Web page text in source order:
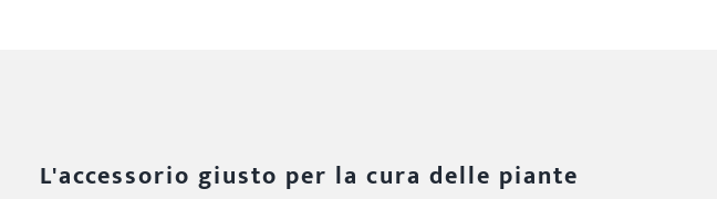
L'accessorio giusto per la cura delle piante